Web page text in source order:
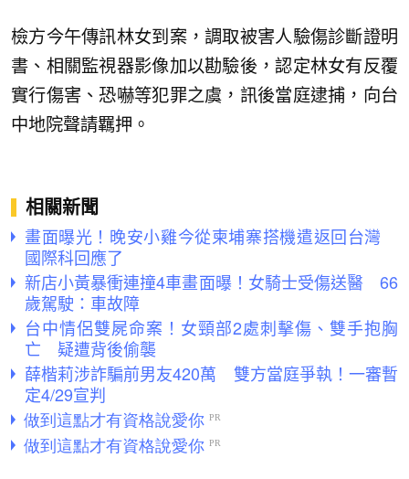
檢方今午傳訊林女到案，調取被害人驗傷診斷證明
書、相關監視器影像加以勘驗後，認定林女有反覆
實行傷害、恐嚇等犯罪之虞，訊後當庭逮捕，向台
中地院聲請羈押。
相關新聞
畫面曝光！晚安小雞今從柬埔寨搭機遣返回台灣
國際科回應了
新店小黃暴衝連撞4車畫面曝！女騎士受傷送醫 66
歲駕駛：車故障
台中情侶雙屍命案！女頸部2處刺擊傷、雙手抱胸
亡 疑遭背後偷襲
薛楷莉涉詐騙前男友420萬 雙方當庭爭執！一審暫
定4/29宣判